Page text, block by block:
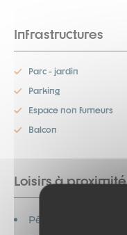
Infrastructures
Parc - jardin
Parking
Espace non fumeurs
Balcon
Loisirs à proximité
Pêche